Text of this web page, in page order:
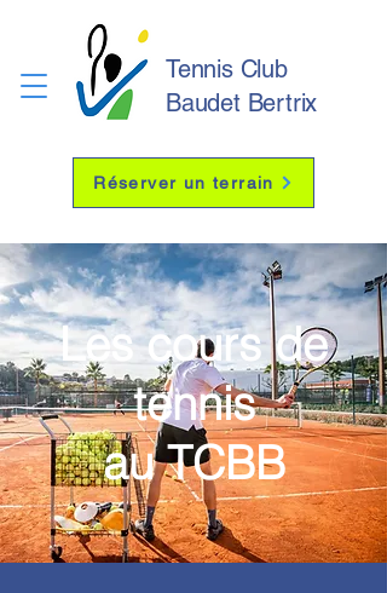
Réserver un terrain
Tennis Club
Baudet Bertrix
Les cours de
tennis
au TCBB